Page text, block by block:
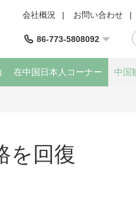
会社概況 | お問い合わせ |
86-773-5808092
在中国日本人コーナー 中国
を回復